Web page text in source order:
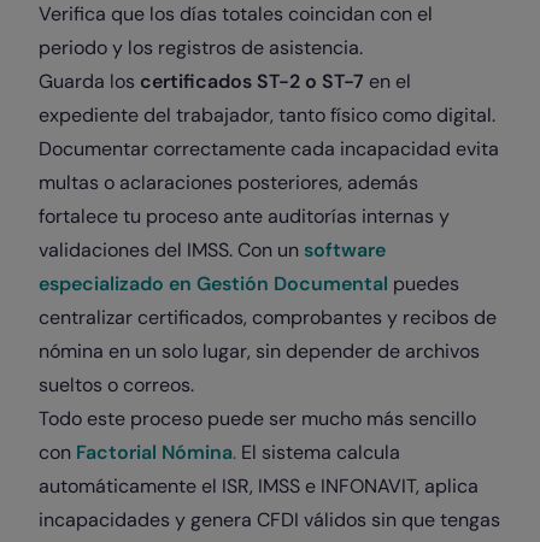
Verifica que los días totales coincidan con el
periodo y los registros de asistencia.
Guarda los certificados ST-2 o ST-7 en el
expediente del trabajador, tanto físico como digital.
Documentar correctamente cada incapacidad evita
multas o aclaraciones posteriores, además
fortalece tu proceso ante auditorías internas y
validaciones del IMSS. Con un software
especializado en Gestión Documental puedes
centralizar certificados, comprobantes y recibos de
nómina en un solo lugar, sin depender de archivos
sueltos o correos.
Todo este proceso puede ser mucho más sencillo
con Factorial Nómina. El sistema calcula
automáticamente el ISR, IMSS e INFONAVIT, aplica
incapacidades y genera CFDI válidos sin que tengas